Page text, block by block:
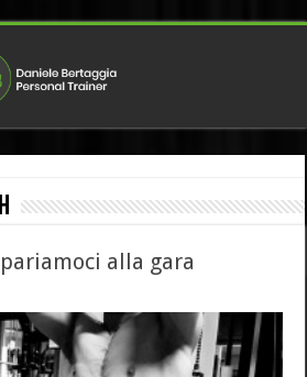
alla gara